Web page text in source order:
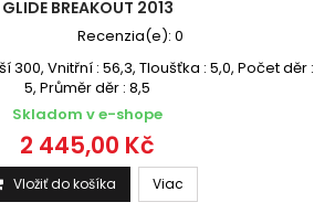
GLIDE BREAKOUT 2013
Recenzia(e): 0
300, Vnitřní : 56,3, Tloušťka : 5,0, Počet děr :
5, Průměr děr : 8,5
Skladom v e-shope
2 445,00 Kč
Vložiť do košíka Viac